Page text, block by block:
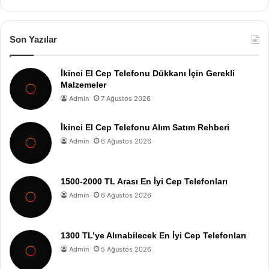
Son Yazılar
İkinci El Cep Telefonu Dükkanı İçin Gerekli
Malzemeler
Admin 7 Ağustos 2026
İkinci El Cep Telefonu Alım Satım Rehberi
Admin 6 Ağustos 2026
1500-2000 TL Arası En İyi Cep Telefonları
Admin 6 Ağustos 2026
1300 TL’ye Alınabilecek En İyi Cep Telefonları
Admin 5 Ağustos 2026